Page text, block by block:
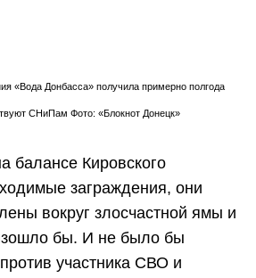
«Вода Донбасса» получила примерно полгода
СНиПам Фото: «Блокнот Донецк»
балансе Кировского
заграждения, они
вокруг злосчастной ямы и
бы. И не было бы
участника СВО и